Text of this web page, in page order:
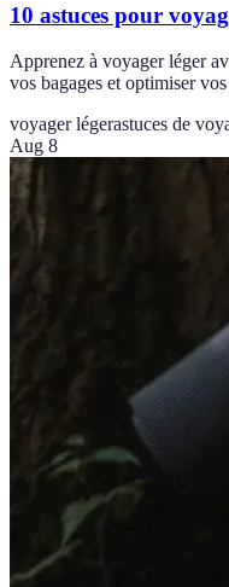
10 astuces pour
Apprenez à voyager léger
vos bagages et optimiser
voyager légerastuces de
Aug 8